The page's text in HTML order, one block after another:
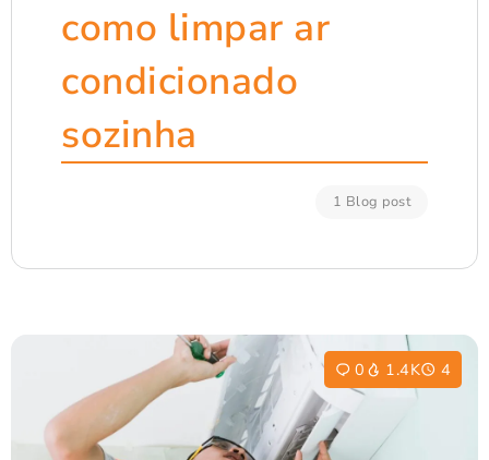
como limpar ar
condicionado
sozinha
1 Blog post
0 1.4K 4